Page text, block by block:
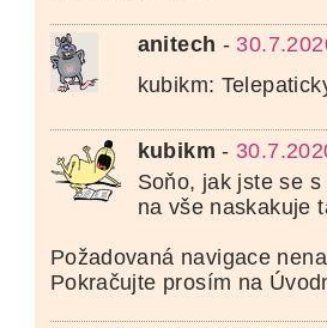
anitech -
kubikm:
kubikm -
Soňo, jak jste se
na vše naskakuje
Požadovaná navigace
Pokračujte prosím na